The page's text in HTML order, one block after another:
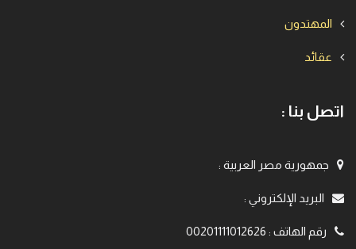
المهتدون
عقائد
اتصل بنا :
جمهورية مصر العربية :
البريد الإلكتروني :
رقم الهاتف :
00201111012626